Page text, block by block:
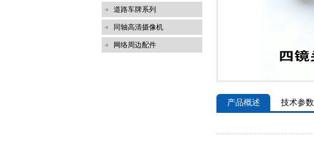
道路车牌系列
同轴高清摄像机
网络周边配件
产品概述 技术参数